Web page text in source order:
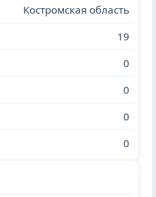
Костромская область
19
0
0
0
0